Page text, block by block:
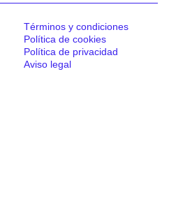
Términos y condiciones
Política de cookies
Política de privacidad
Aviso legal